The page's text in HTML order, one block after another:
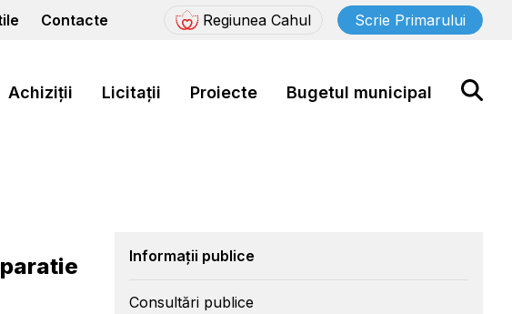
Contacte Regiunea Cahul Scrie Primarului
Achiziții Licitații Proiecte Bugetul municipal
Informații publice
Consultări publice